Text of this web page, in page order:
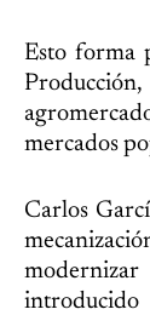
Esto forma
mercados
Carlos